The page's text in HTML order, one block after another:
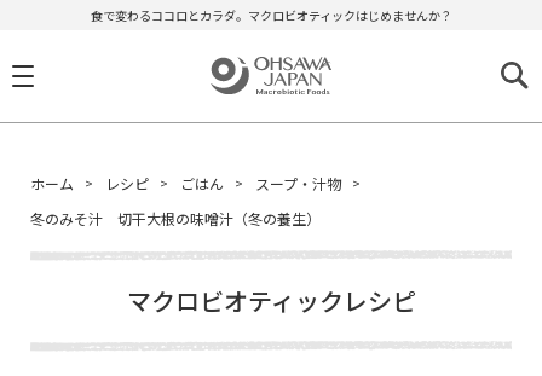
食で変わるココロとカラダ。マクロビオティックはじめませんか？
ホーム レシピ ごはん
スープ・汁物
冬のみそ汁 切干大根の味噌汁（冬の養生）
マクロビオティックレシピ